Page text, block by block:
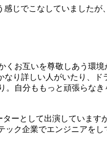
じでこなしていました
お互いを尊敬しあう環
り詳しい人がいたり、
自分ももっと頑張らな
ーとして出演していま
ク企業でエンジニアを